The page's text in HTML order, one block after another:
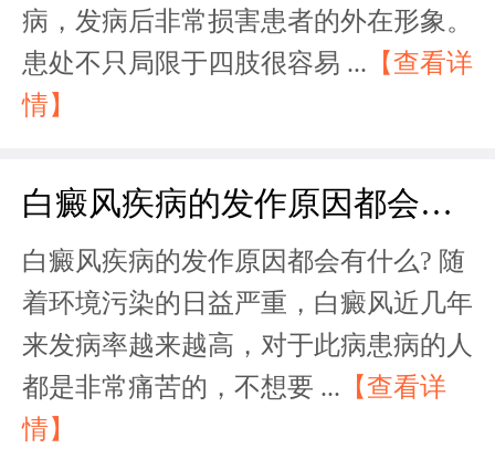
病，发病后非常损害患者的外在形象。
患处不只局限于四肢很容易 ... 【查看详
情】
白癜风疾病的发作原因都会有什么?
白癜风疾病的发作原因都会有什么? 随
着环境污染的日益严重，白癜风近几年
来发病率越来越高，对于此病患病的人
都是非常痛苦的，不想要 ... 【查看详
情】